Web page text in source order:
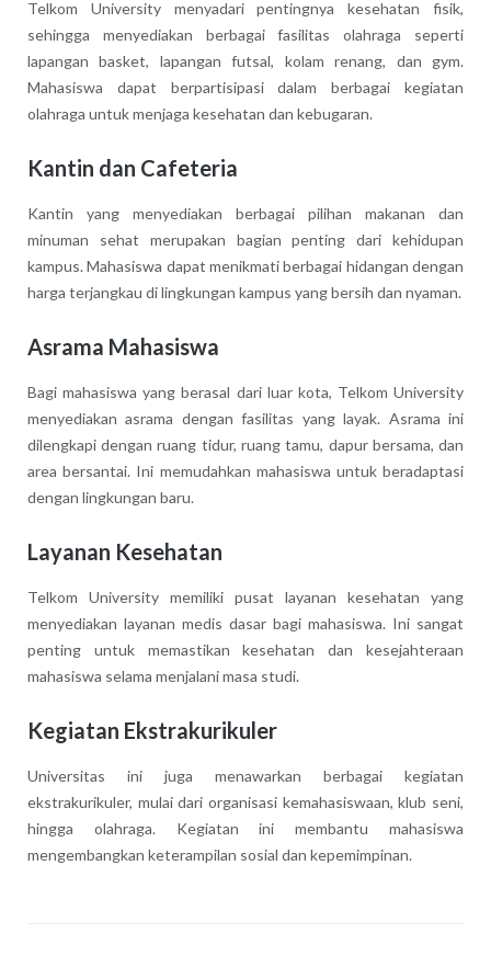
Telkom University menyadari pentingnya kesehatan fisik,
sehingga menyediakan berbagai fasilitas olahraga seperti
lapangan basket, lapangan futsal, kolam renang, dan gym.
Mahasiswa dapat berpartisipasi dalam berbagai kegiatan
olahraga untuk menjaga kesehatan dan kebugaran.
Kantin dan Cafeteria
Kantin yang menyediakan berbagai pilihan makanan dan
minuman sehat merupakan bagian penting dari kehidupan
kampus. Mahasiswa dapat menikmati berbagai hidangan dengan
harga terjangkau di lingkungan kampus yang bersih dan nyaman.
Asrama Mahasiswa
Bagi mahasiswa yang berasal dari luar kota, Telkom University
menyediakan asrama dengan fasilitas yang layak. Asrama ini
dilengkapi dengan ruang tidur, ruang tamu, dapur bersama, dan
area bersantai. Ini memudahkan mahasiswa untuk beradaptasi
dengan lingkungan baru.
Layanan Kesehatan
Telkom University memiliki pusat layanan kesehatan yang
menyediakan layanan medis dasar bagi mahasiswa. Ini sangat
penting untuk memastikan kesehatan dan kesejahteraan
mahasiswa selama menjalani masa studi.
Kegiatan Ekstrakurikuler
Universitas ini juga menawarkan berbagai kegiatan
ekstrakurikuler, mulai dari organisasi kemahasiswaan, klub seni,
hingga olahraga. Kegiatan ini membantu mahasiswa
mengembangkan keterampilan sosial dan kepemimpinan.